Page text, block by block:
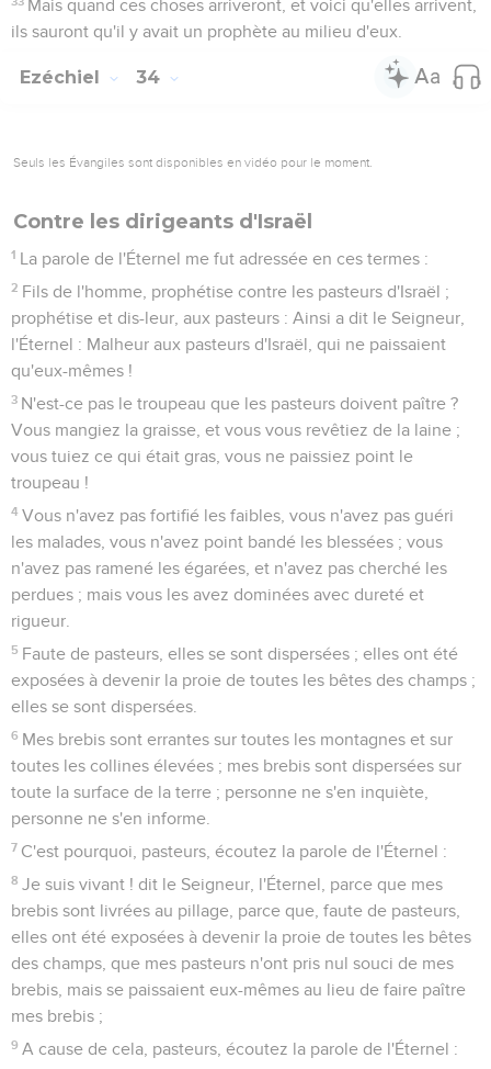
Mais quand ces choses arriveront, et voici qu'elles arrivent,
ils sauront qu'il y avait un prophète au milieu d'eux.
Ezéchiel 34
Seuls les Évangiles sont disponibles en vidéo pour le moment.
Contre les dirigeants d'Israël
1 La parole de l'Éternel me fut adressée en ces termes :
2 Fils de l'homme, prophétise contre les pasteurs d'Israël ;
prophétise et dis-leur, aux pasteurs : Ainsi a dit le Seigneur,
l'Éternel : Malheur aux pasteurs d'Israël, qui ne paissaient
qu'eux-mêmes !
3 N'est-ce pas le troupeau que les pasteurs doivent paître ?
Vous mangiez la graisse, et vous vous revêtiez de la laine ;
vous tuiez ce qui était gras, vous ne paissiez point le
troupeau !
4 Vous n'avez pas fortifié les faibles, vous n'avez pas guéri
les malades, vous n'avez point bandé les blessées ; vous
n'avez pas ramené les égarées, et n'avez pas cherché les
perdues ; mais vous les avez dominées avec dureté et
rigueur.
5 Faute de pasteurs, elles se sont dispersées ; elles ont été
exposées à devenir la proie de toutes les bêtes des champs ;
elles se sont dispersées.
6 Mes brebis sont errantes sur toutes les montagnes et sur
toutes les collines élevées ; mes brebis sont dispersées sur
toute la surface de la terre ; personne ne s'en inquiète,
personne ne s'en informe.
7 C'est pourquoi, pasteurs, écoutez la parole de l'Éternel :
8 Je suis vivant ! dit le Seigneur, l'Éternel, parce que mes
brebis sont livrées au pillage, parce que, faute de pasteurs,
elles ont été exposées à devenir la proie de toutes les bêtes
des champs, que mes pasteurs n'ont pris nul souci de mes
brebis, mais se paissaient eux-mêmes au lieu de faire paître
mes brebis ;
9 A cause de cela, pasteurs, écoutez la parole de l'Éternel :